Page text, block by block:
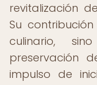
revitalización
Su
culinario,
preservación
impulso de